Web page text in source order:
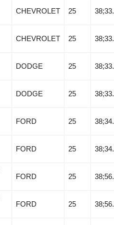
CHEVROLET 25
CHEVROLET 25
DODGE 25
DODGE 25
FORD 25
FORD 25
FORD 25
FORD 25